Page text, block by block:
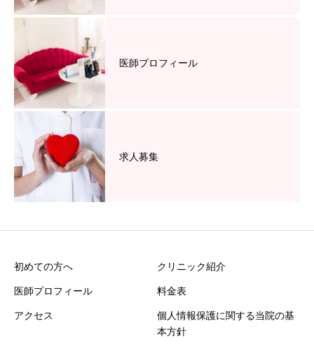
医師プロフィール
求人募集
初めての方へ クリニック紹介
医師プロフィール 料金表
アクセス
個人情報保護に関する当院の基
本方針